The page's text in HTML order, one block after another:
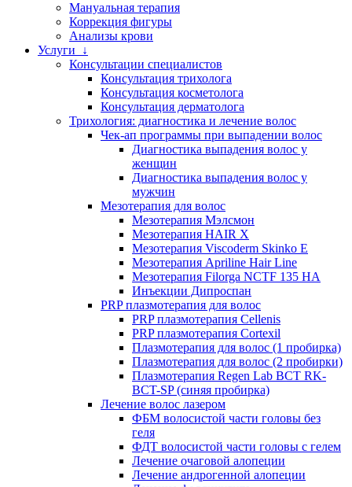
Мануальная терапия
Коррекция фигуры
Анализы крови
Услуги ↓
Консультации специалистов
Консультация трихолога
Консультация косметолога
Консультация дерматолога
Трихология: диагностика и лечение волос
Чек-ап программы при выпадении волос
Диагностика выпадения волос у
женщин
Диагностика выпадения волос у
мужчин
Мезотерапия для волос
Мезотерапия Мэлсмон
Мезотерапия HAIR X
Мезотерапия Viscoderm Skinko E
Мезотерапия Apriline Hair Line
Мезотерапия Filorga NCTF 135 HA
Инъекции Дипроспан
PRP плазмотерапия для волос
PRP плазмотерапия Cellenis
PRP плазмотерапия Cortexil
Плазмотерапия для волос (1 пробирка)
Плазмотерапия для волос (2 пробирки)
Плазмотерапия Regen Lab BCT RK-
BCT-SP (синяя пробирка)
Лечение волос лазером
ФБМ волосистой части головы без
геля
ФДТ волосистой части головы с гелем
Лечение очаговой алопеции
Лечение андрогенной алопеции